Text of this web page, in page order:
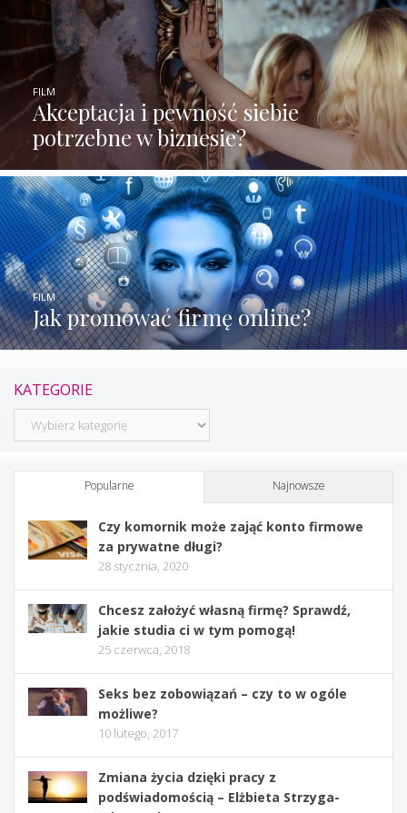
Akceptacja i pewność siebie
potrzebne w biznesie?
FILM
Jak promować firmę online?
FILM
KATEGORIE
Kategorie
Popularne Najnowsze
Czy komornik może zająć konto firmowe
za prywatne długi?
28 stycznia, 2020
Chcesz założyć własną firmę? Sprawdź,
jakie studia ci w tym pomogą!
25 czerwca, 2018
Seks bez zobowiązań – czy to w ogóle
możliwe?
10 lutego, 2017
Zmiana życia dzięki pracy z
podświadomością – Elżbieta Strzyga-